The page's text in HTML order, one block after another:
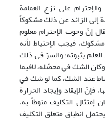
علی نزع العمامة
إلی الزائد عن ذلك مشكوكاً
إنّ وجوب الإحترام معلوم
فيجب الإحتياط لأنه
بثبوته؛ والسرّ في ذلك
الشك في محصّله، لافيما
عند الشك، كما لو شك في
فإنّ الإيقاد وإيجاد الحرارة
التكليف منوطاً به،
انطباق متعلق التكليف